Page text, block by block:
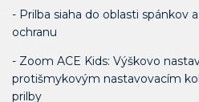
- Prilba siaha do oblasti spánkov
ochranu
- Zoom ACE Kids: Výškovo
protišmykovým nastavovacím
prilby